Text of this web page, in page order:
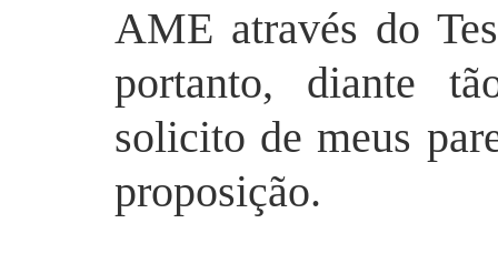
AME através do
portanto, diante
solicito de meus
proposição.